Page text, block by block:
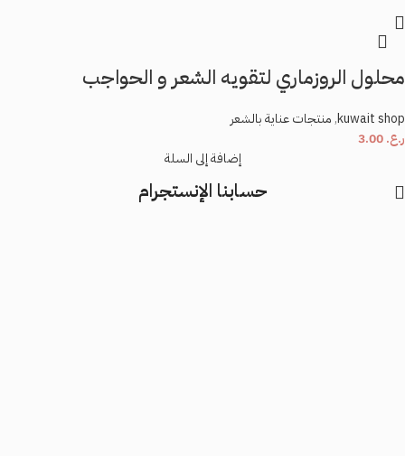
محلول الروزماري لتقويه الشعر و الحواجب
kuwait shop
,منتجات عناية بالشعر
ر.ع.
إضافة إلى السلة
حسابنا الإنستجرام